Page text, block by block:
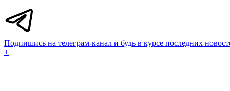
Подпишись на телеграм-канал и будь в курсе последних
+